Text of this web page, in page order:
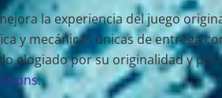
la experiencia del juego
y mecánicas únicas de entrega
elogiado por su originalidad y
.